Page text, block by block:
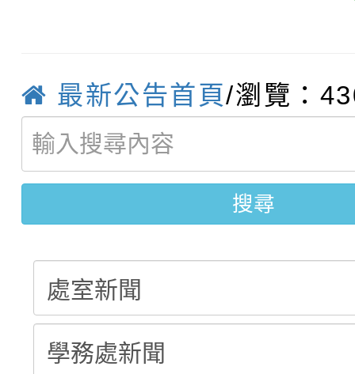
城市手牽手，綠能透明
畫影片一案
轉知：「115學年度全
劇比賽實施要點」及修
轉知：桃園市115年度
敬師藝文競賽』實施計
【甄選結果(第11招)】
結果(第11招)
學年度第1學期第9次代
結果(第3招)
最新公告首頁/瀏覽：
搜尋